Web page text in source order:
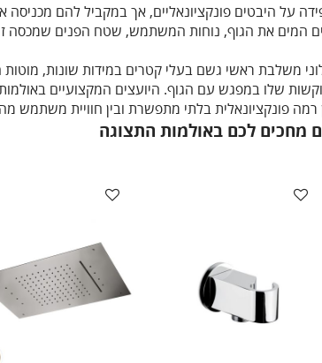
על היבטים פונקציונאליים, אך במקביל להם מכניסה
המים את הגוף, נוחות המשתמש, שטח הפנים שמכסה
משלבת ראשי גשם בעלי קטרים במידות שונות,
שלו במפגש עם הגוף. היועצים המקצועיים
רמה פונקציונאלית בלתי מתפשרת ובין חוויית משתמש
מחכים לכם באולמות התצוגה